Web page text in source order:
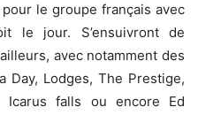
le groupe français avec
le jour. S’ensuivront de
avec notamment des
Day, Lodges, The Prestige,
Icarus falls ou encore Ed